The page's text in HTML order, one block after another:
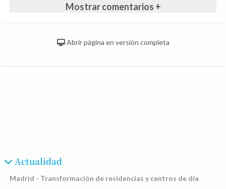
Mostrar comentarios +
Abrir página en versión completa
Actualidad
Madrid - Transformación de residencias y centros de día